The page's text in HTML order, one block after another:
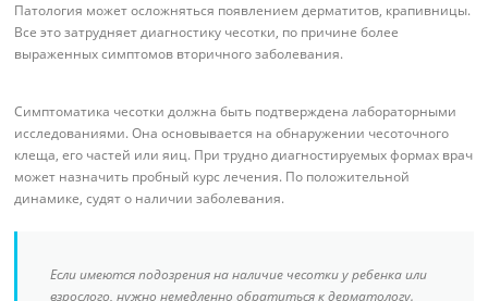
Патология может осложняться появлением дерматитов, крапивницы.
Все это затрудняет диагностику чесотки, по причине более
выраженных симптомов вторичного заболевания.
Симптоматика чесотки должна быть подтверждена лабораторными
исследованиями. Она основывается на обнаружении чесоточного
клеща, его частей или яиц. При трудно диагностируемых формах врач
может назначить пробный курс лечения. По положительной
динамике, судят о наличии заболевания.
Если имеются подозрения на наличие чесотки у ребенка или
взрослого, нужно немедленно обратиться к дерматологу.